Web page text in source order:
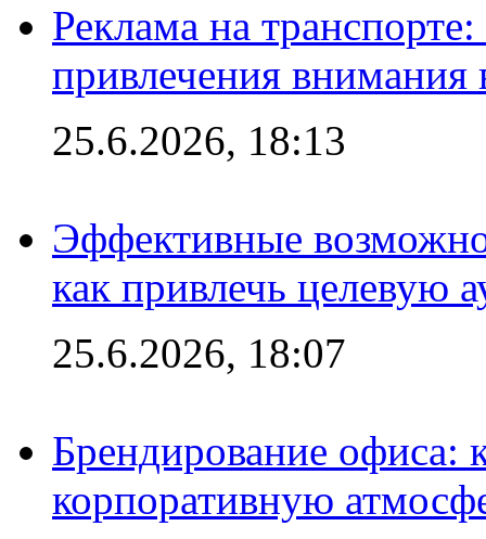
Реклама на
привлечения внимания
25.6.2026, 18:13
Эффективные
как привлечь целевую
25.6.2026, 18:07
Брендирование офиса:
корпоративную